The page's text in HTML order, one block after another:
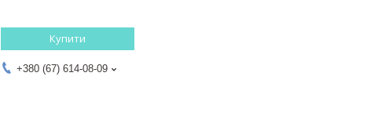
Купити
+380 (67) 614-08-09